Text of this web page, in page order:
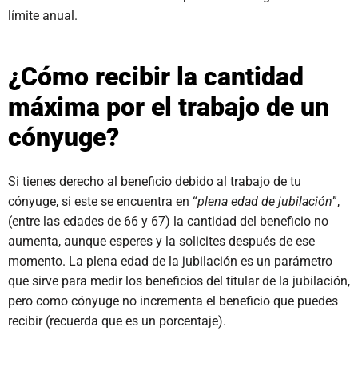
límite anual.
¿Cómo recibir la cantidad
máxima por el trabajo de un
cónyuge?
Si tienes derecho al beneficio debido al trabajo de tu
cónyuge, si este se encuentra en “plena edad de jubilación”,
(entre las edades de 66 y 67) la cantidad del beneficio no
aumenta, aunque esperes y la solicites después de ese
momento. La plena edad de la jubilación es un parámetro
que sirve para medir los beneficios del titular de la jubilación,
pero como cónyuge no incrementa el beneficio que puedes
recibir (recuerda que es un porcentaje).